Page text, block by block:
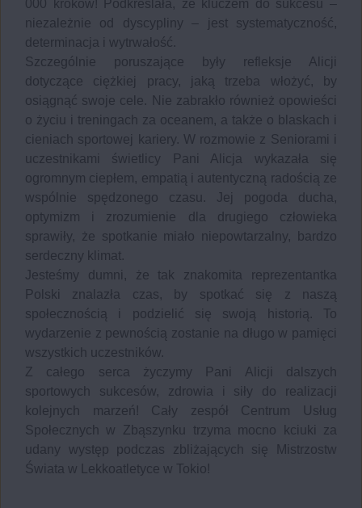
000 kroków! Podkreślała, że kluczem do sukcesu –
niezależnie od dyscypliny – jest systematyczność,
determinacja i wytrwałość.
Szczególnie poruszające były refleksje Alicji
dotyczące ciężkiej pracy, jaką trzeba włożyć, by
osiągnąć swoje cele. Nie zabrakło również opowieści
o życiu i treningach za oceanem, a także o blaskach i
cieniach sportowej kariery. W rozmowie z Seniorami i
uczestnikami świetlicy Pani Alicja wykazała się
ogromnym ciepłem, empatią i autentyczną radością ze
wspólnie spędzonego czasu. Jej pogoda ducha,
optymizm i zrozumienie dla drugiego człowieka
sprawiły, że spotkanie miało niepowtarzalny, bardzo
serdeczny klimat.
Jesteśmy dumni, że tak znakomita reprezentantka
Polski znalazła czas, by spotkać się z naszą
społecznością i podzielić się swoją historią. To
wydarzenie z pewnością zostanie na długo w pamięci
wszystkich uczestników.
Z całego serca życzymy Pani Alicji dalszych
sportowych sukcesów, zdrowia i siły do realizacji
kolejnych marzeń! Cały zespół Centrum Usług
Społecznych w Zbąszynku trzyma mocno kciuki za
udany występ podczas zbliżających się Mistrzostw
Świata w Lekkoatletyce w Tokio!